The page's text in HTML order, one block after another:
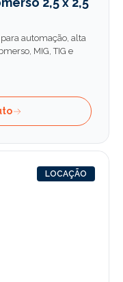
automação, alta
MIG, TIG e
LOCAÇÃO